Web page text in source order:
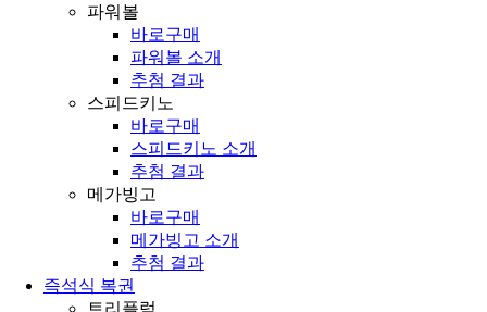
파워볼
바로구매
파워볼 소개
추첨 결과
스피드키노
바로구매
스피드키노 소개
추첨 결과
메가빙고
바로구매
메가빙고 소개
추첨 결과
즉석식 복권
트리플럭